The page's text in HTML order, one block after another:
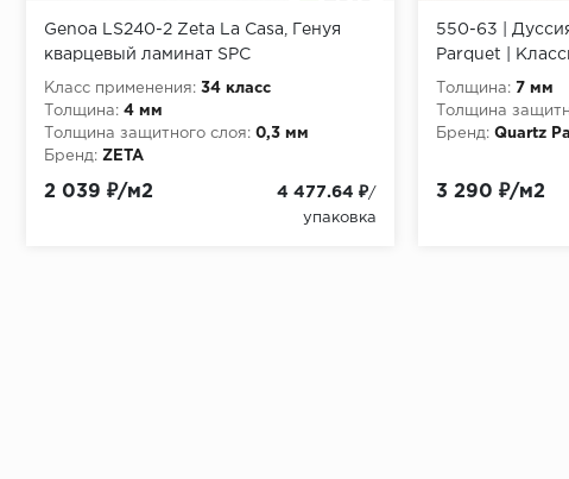
Genoa LS240-2 Zeta La Casa, Генуя
кварцевый ламинат SPC
Класс применения: 34 класс
Толщина: 4 мм
Толщина защитного слоя: 0,3 мм
Бренд: ZETA
2 039 ₽/м2 4 477.64 ₽/
упаковка
550-63 |
Parquet |
Толщина: 7 мм
Толщина
Бренд: Quartz
3 290 ₽/м2